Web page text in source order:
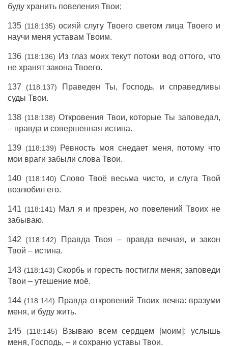
буду хранить повеления Твои;
135 (118:135) осияй слугу Твоего светом лица Твоего и
научи меня уставам Твоим.
136 (118:136) Из глаз моих текут потоки вод оттого, что
не хранят закона Твоего.
137 (118:137)
Праведен Ты, Господь, и справедливы
суды Твои.
138 (118:138) Откровения Твои, которые Ты заповедал,
– правда и совершенная истина.
139 (118:139) Ревность моя снедает меня, потому что
мои враги забыли слова Твои.
140 (118:140) Слово Твоё весьма чисто, и слуга Твой
возлюбил его.
141 (118:141) Мал я и презрен,но повелений Твоих не
забываю.
142 (118:142)
Правда Твоя – правда вечная, и закон
Твой – истина.
143 (118:143) Скорбь и горесть постигли меня; заповеди
Твои – утешение моё.
144 (118:144) Правда откровений Твоих вечна: вразуми
меня, и буду жить.
145 (118:145) Взываю всем сердцем [моим]: услышь
меня, Господь, – и сохраню уставы Твои.